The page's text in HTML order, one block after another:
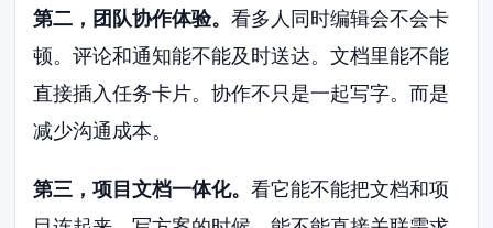
第二，团队协作体验。看多人同时编辑会不会卡
顿。评论和通知能不能及时送达。文档里能不能
直接插入任务卡片。协作不只是一起写字。而是
减少沟通成本。
第三，项目文档一体化。看它能不能把文档和项